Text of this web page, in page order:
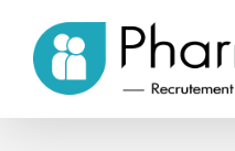
content